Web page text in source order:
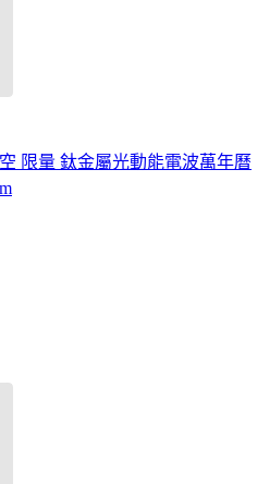
限量 鈦金屬光動能電波萬年曆